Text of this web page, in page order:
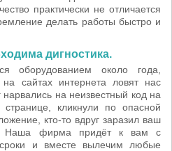
практически не отличается
делать работы быстро и
дигностика.
оборудованием около года,
сайтах интернета ловят нас
на неизвестный код на
странице, кликнули по опасной
кто-то вдруг заразил ваш
Наша фирма придёт к вам с
и вместе вылечим любые